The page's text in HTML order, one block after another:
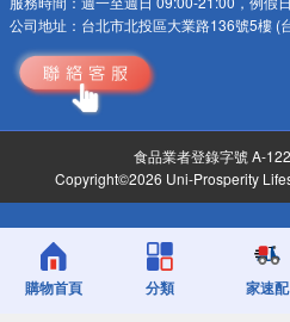
公司地址： 台北市北投區大業路136號5樓 (
食品業者登錄字號 A-
Copyright©2026 Uni-Prosperity
購物首頁 分類 家速配